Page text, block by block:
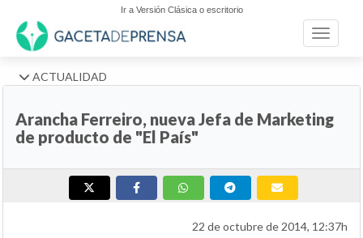
Ir a Versión Clásica o escritorio
Toggle
ACTUALIDAD
Arancha Ferreiro, nueva Jefa de Marketing
de producto de "El País"
22 de octubre de 2014, 12:37h